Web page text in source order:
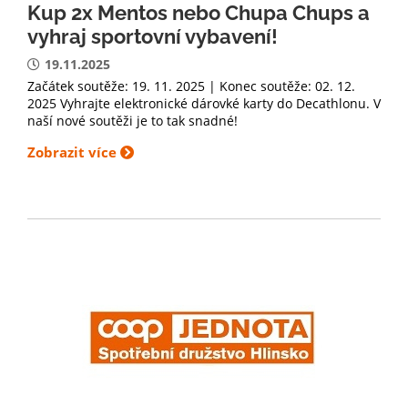
Kup 2x Mentos nebo Chupa Chups a
vyhraj sportovní vybavení!
19.11.2025
Začátek soutěže: 19. 11. 2025 | Konec soutěže: 02. 12.
2025 Vyhrajte elektronické dárovké karty do Decathlonu. V
naší nové soutěži je to tak snadné!
Zobrazit více